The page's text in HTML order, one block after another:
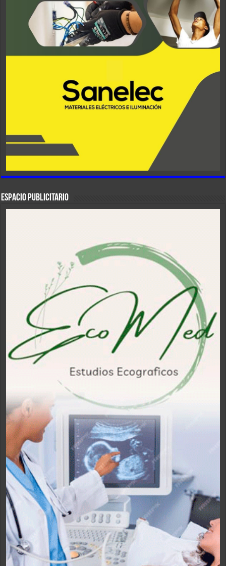
ESPACIO PUBLICITARIO